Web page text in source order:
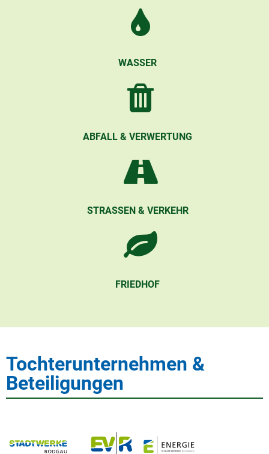
WASSER
ABFALL & VERWERTUNG
STRASSEN & VERKEHR
FRIEDHOF
Tochterunternehmen &
Beteiligungen